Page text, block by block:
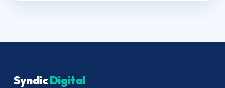
SyndicDigital